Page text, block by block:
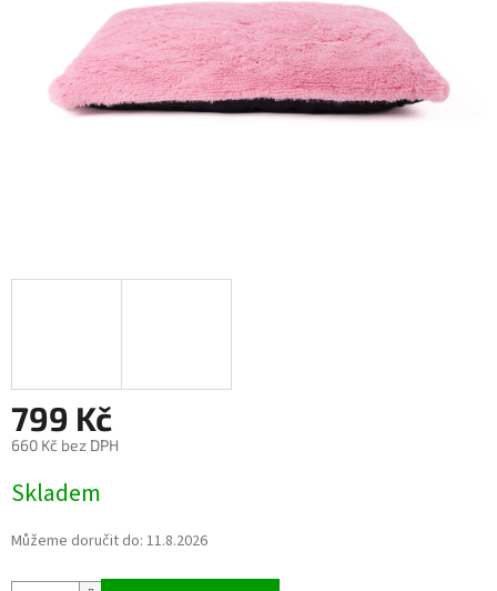
799 Kč
660 Kč bez DPH
cena:
Skladem
Můžeme doručit do: 11.8.2026